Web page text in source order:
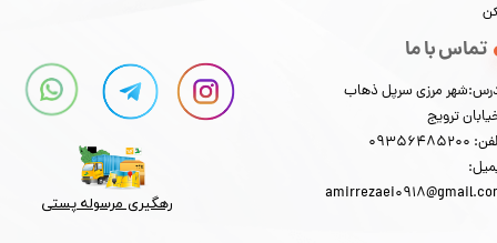
تماس با ما
مرزی سرپل ذهاب
ترویج
رهگیری مرسوله پستی​​​​​​​